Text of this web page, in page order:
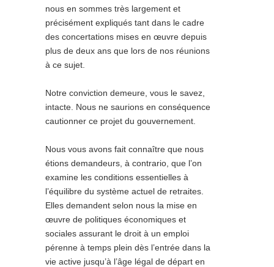
nous en sommes très largement et
précisément expliqués tant dans le cadre
des concertations mises en œuvre depuis
plus de deux ans que lors de nos réunions
à ce sujet.
Notre conviction demeure, vous le savez,
intacte. Nous ne saurions en conséquence
cautionner ce projet du gouvernement.
Nous vous avons fait connaître que nous
étions demandeurs, à contrario, que l’on
examine les conditions essentielles à
l’équilibre du système actuel de retraites.
Elles demandent selon nous la mise en
œuvre de politiques économiques et
sociales assurant le droit à un emploi
pérenne à temps plein dès l’entrée dans la
vie active jusqu’à l’âge légal de départ en